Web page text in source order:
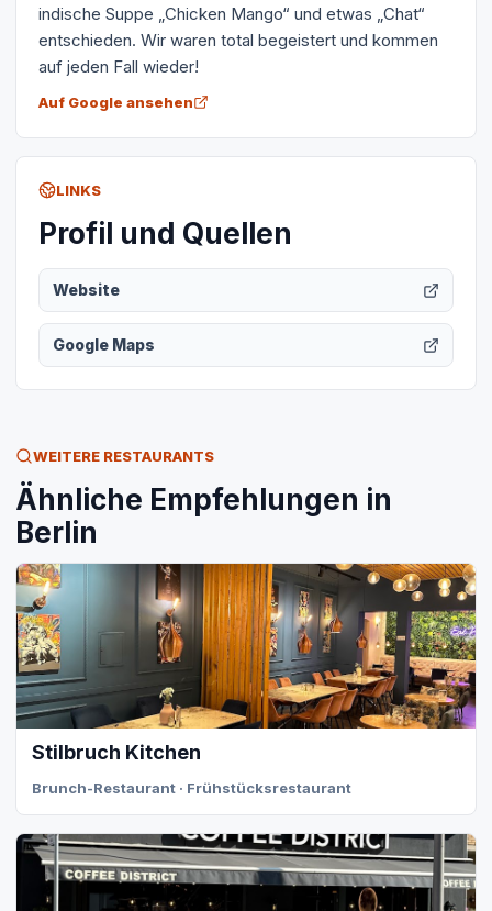
indische Suppe „Chicken Mango“ und etwas „Chat“
entschieden. Wir waren total begeistert und kommen
auf jeden Fall wieder!
Auf Google ansehen
LINKS
Profil und Quellen
Website
Google Maps
WEITERE RESTAURANTS
Ähnliche Empfehlungen in
Berlin
Stilbruch Kitchen
Brunch-Restaurant · Frühstücksrestaurant